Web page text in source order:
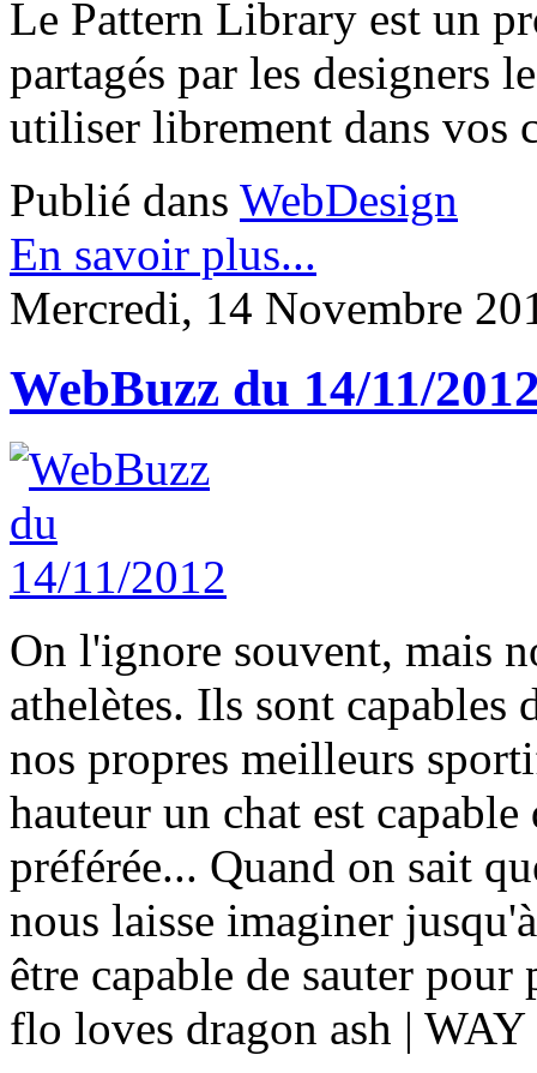
Le Pattern Library est un
partagés par les designers
utiliser librement dans vos
Publié dans WebDesign
En savoir plus...
Mercredi, 14 Novembre
WebBuzz du 14/11/
On l'ignore souvent, mais
athelètes. Ils sont capables
nos propres meilleurs
hauteur un chat est
préférée... Quand on sait
nous laisse imaginer
être capable de sauter
flo loves dragon ash |